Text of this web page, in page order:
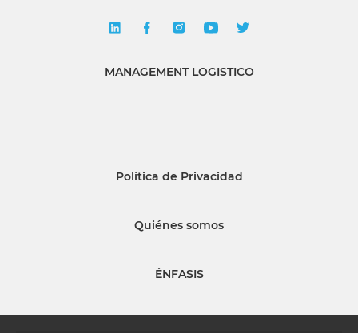
MANAGEMENT LOGISTICO
Política de Privacidad
Quiénes somos
ÉNFASIS